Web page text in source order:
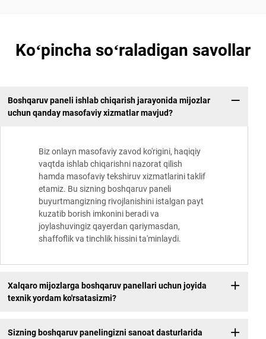
Koʻpincha soʻraladigan savollar
Boshqaruv paneli ishlab chiqarish jarayonida mijozlar
uchun qanday masofaviy xizmatlar mavjud?
Biz onlayn masofaviy zavod ko'rigini, haqiqiy
vaqtda ishlab chiqarishni nazorat qilish
hamda masofaviy tekshiruv xizmatlarini taklif
etamiz. Bu sizning boshqaruv paneli
buyurtmangizning rivojlanishini istalgan payt
kuzatib borish imkonini beradi va
joylashuvingiz qayerdan qariymasdan,
shaffoflik va tinchlik hissini ta'minlaydi.
Xalqaro mijozlarga boshqaruv panellari uchun joyida
texnik yordam ko'rsatasizmi?
Sizning boshqaruv panelingizni sanoat dasturlarida